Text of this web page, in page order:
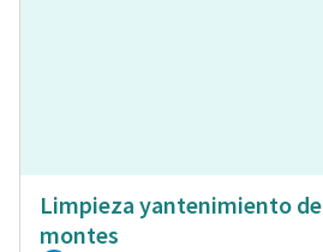
Limpieza yantenimiento de
montes